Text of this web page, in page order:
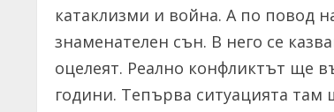
катаклизми и война. А по повод
знаменателен сън. В него се
оцелеят. Реално конфликтът ще
години. Тепърва ситуацията там